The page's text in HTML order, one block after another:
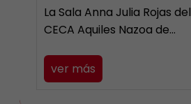
La Sala Anna Julia Rojas del
CECA Aquiles Nazoa de…
ver más